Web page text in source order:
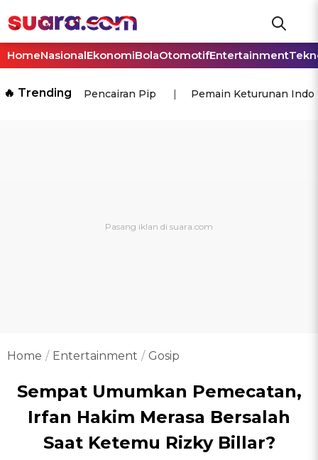
HomeNasionalEkonomiBolaOtomotifEntertainment
🔥 Trending Pencairan Pip Pemain Keturunan
Home Entertainment Gosip
Sempat Umumkan Pemecatan,
Irfan Hakim Merasa Bersalah
Saat Ketemu Rizky Billar?